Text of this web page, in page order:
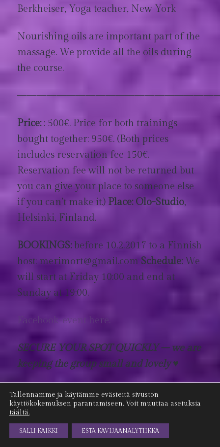
ILMAISET TOIMITUSKULUT YLI 100€ TILAUKSIIN
Berkheiser, Yoga teacher, New York
Nourishing oils are important part of the
massage. We provide all the oils during
the course.
Price:: 500€. Price for both trainings
bought together: 950€. (Both prices
includes reservation fee 150€.
Reservation fee will not be returned but
you can give your place to someone else
if you can’t make it.) Place: Olo-Studio,
Helsinki, Finland.
BOOKINGS:before 10.2.2017 to a Finnish
host: merimort@gmail.com Schedule:We
will start at Friday 10:00 and end at
Sunday at 19:00.
Facebook-event here.
SECURE YOUR SPOT QUICKLY – we are
keeping the group small and lovely♥
KategorioissaMeri.
Tallennamme ja käytämme evästeitä sivuston
käyttökokemuksen parantamiseen. Voit muuttaa asetuksia
täältä.
SALLI KAIKKI ESTÄ KÄVIJÄANALYTIIKKA